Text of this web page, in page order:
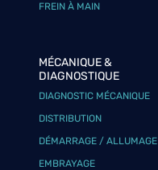
FREIN À MAIN
MÉCANIQUE &
DIAGNOSTIQUE
DIAGNOSTIC MÉCANIQUE
DISTRIBUTION
DÉMARRAGE / ALLUMAGE
EMBRAYAGE